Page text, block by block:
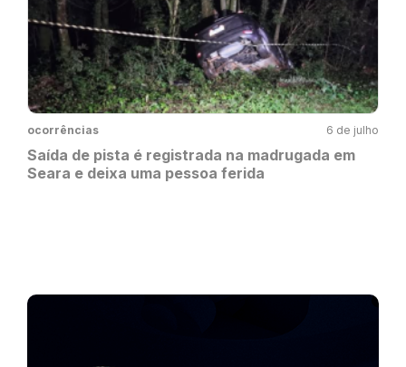
ocorrências 6 de julho
Saída de pista é registrada na madrugada em
Seara e deixa uma pessoa ferida